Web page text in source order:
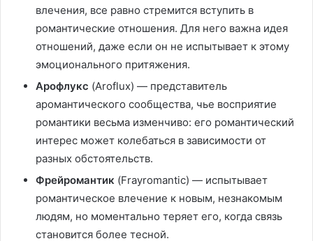
влечения, все равно стремится вступить в
романтические отношения. Для него важна идея
отношений, даже если он не испытывает к этому
эмоционального притяжения.
Арофлукс (Aroflux) — представитель
аромантического сообщества, чье восприятие
романтики весьма изменчиво: его романтический
интерес может колебаться в зависимости от
разных обстоятельств.
Фрейромантик (Frayromantic) — испытывает
романтическое влечение к новым, незнакомым
людям, но моментально теряет его, когда связь
становится более тесной.